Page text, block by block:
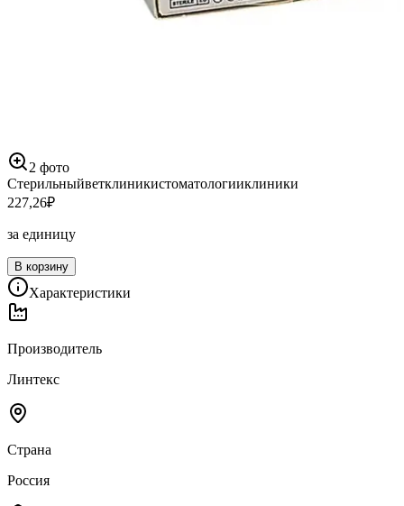
2 фото
Стерильныйветклиникистоматологииклиники
227,26₽
за единицу
В корзину
Характеристики
Производитель
Линтекс
Страна
Россия